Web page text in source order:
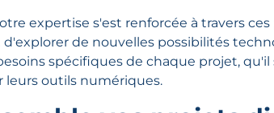
expertise s'est renforcée à travers
de nouvelles possibilités
spécifiques de chaque projet,
leurs outils numériques.